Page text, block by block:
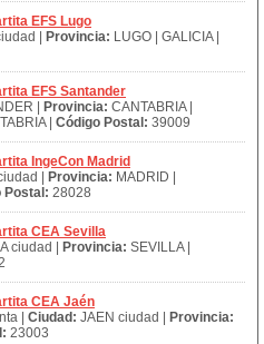
EFS Lugo
| Provincia: LUGO | GALICIA |
EFS Santander
| Provincia: CANTABRIA |
| Código Postal: 39009
IngeCon Madrid
| Provincia: MADRID |
Postal: 28028
CEA Sevilla
ciudad | Provincia: SEVILLA |
CEA Jaén
| Ciudad: JAEN ciudad |
Provincia:
23003